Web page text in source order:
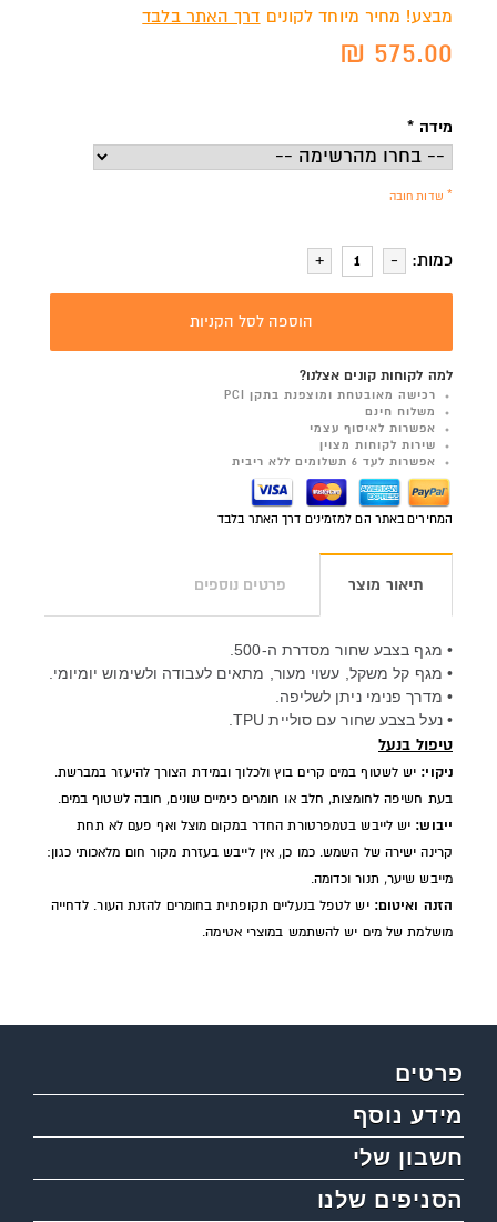
מבצע! מחיר מיוחד לקונים דרך האתר בלבד
575.00 ₪
מידה *
* שדות חובה
כמות:
הוספה לסל הקניות
למה לקוחות קונים אצלנו?
רכישה מאובטחת ומוצפנת בתקן PCI
משלוח חינם
אפשרות לאיסוף עצמי
שירות לקוחות מצוין
אפשרות לעד 6 תשלומים ללא ריבית
המחירים באתר הם למזמינים דרך האתר בלבד
תיאור מוצר פרטים נוספים
• מגף בצבע שחור מסדרת ה-500.
• מגף קל משקל, עשוי מעור, מתאים לעבודה ולשימוש יומיומי.
• מדרך פנימי ניתן לשליפה.
•נעל בצבע שחור עם סוליית TPU.
טיפול בנעל
ניקוי: יש לשטוף במים קרים בוץ ולכלוך ובמידת הצורך להיעזר במברשת.
בעת חשיפה לחומצות, חלב או חומרים כימיים שונים, חובה לשטוף במים.
ייבוש: יש לייבש בטמפרטורת החדר במקום מוצל ואף פעם לא תחת
קרינה ישירה של השמש. כמו כן, אין לייבש בעזרת מקור חום מלאכותי כגון:
מייבש שיער, תנור וכדומה.
הזנה ואיטום: יש לטפל בנעליים תקופתית בחומרים להזנת העור. לדחייה
מושלמת של מים יש להשתמש במוצרי אטימה.
פרטים
מידע נוסף
חשבון שלי
הסניפים שלנו